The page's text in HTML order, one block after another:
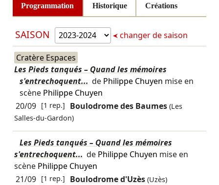
Programmation Historique Créations
SAISON changer de saison
Cratère Espaces
Les Pieds tanqués – Quand les mémoires
s'entrechoquent... de Philippe Chuyen mise en
scène Philippe Chuyen
20/09 [1 rep.] Boulodrome des Baumes (Les
Salles-du-Gardon)
Les Pieds tanqués – Quand les mémoires
s'entrechoquent... de Philippe Chuyen mise en
scène Philippe Chuyen
21/09 [1 rep.] Boulodrome d'Uzès (Uzès)